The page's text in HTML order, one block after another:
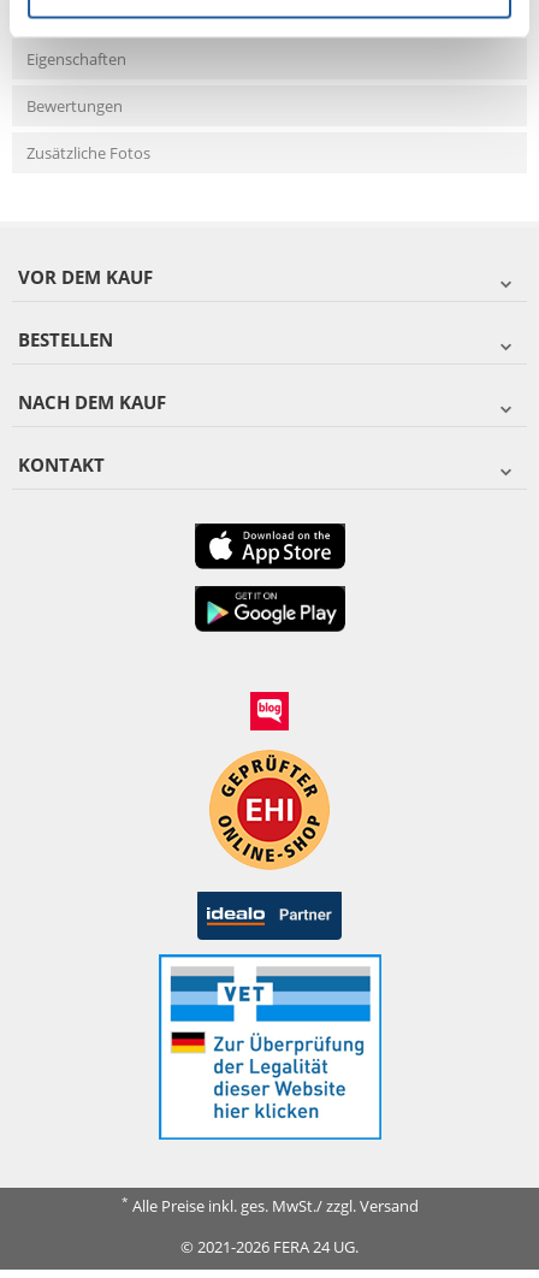
Eigenschaften
Bewertungen
Zusätzliche Fotos
VOR DEM KAUF
BESTELLEN
NACH DEM KAUF
KONTAKT
* Alle Preise inkl. ges. MwSt./ zzgl. Versand
© 2021-2026 FERA 24 UG.